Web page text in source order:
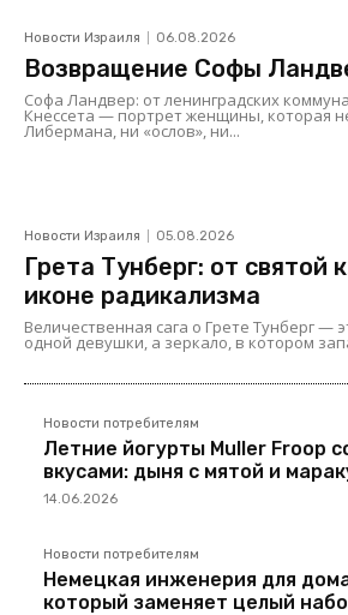
Новости Израиля 06.08.2026
Возвращение Софы
Софа Ландвер: от ленинградских
Кнессета — портрет женщины, которая
Либермана, ни «ослов», ни...
Новости Израиля 05.08.2026
Грета Тунберг: от святой
иконе радикализма
Величественная сага о Грете Тунберг —
одной девушки, а зеркало, в котором
Новости потребителям
Летние йогурты Muller Froop
вкусами: дыня с мятой и
14.06.2026
Новости потребителям
Немецкая инженерия для
который заменяет целый